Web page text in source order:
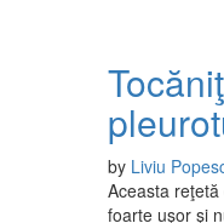
by Liviu
Aceasta
foarte uşor şi